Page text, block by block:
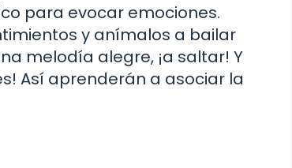
para evocar emociones.
y anímalos a bailar
melodía alegre, ¡a saltar! Y
Así aprenderán a asociar la